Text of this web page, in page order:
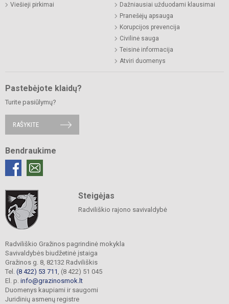
Viešieji pirkimai
Dažniausiai užduodami klausimai
Pranešėjų apsauga
Korupcijos prevencija
Civilinė sauga
Teisinė informacija
Atviri duomenys
Pastebėjote klaidų?
Turite pasiūlymų?
RAŠYKITE
Bendraukime
Steigėjas
Radviliškio rajono savivaldybė
Radviliškio Gražinos pagrindinė mokykla
Savivaldybės biudžetinė įstaiga
Gražinos g. 8, 82132 Radviliškis
Tel. (8 422) 53 711 , (8 422) 51 045
El. p. info@grazinosmok.lt
Duomenys kaupiami ir saugomi
Juridinių asmenų registre